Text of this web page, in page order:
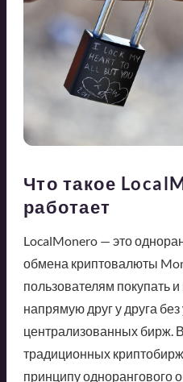
Что такое
работает
LocalMonero — это
обмена криптовалюты
пользователям покупать
напрямую друг у друга без
централизованных бирж.
традиционных
принципу однорангового